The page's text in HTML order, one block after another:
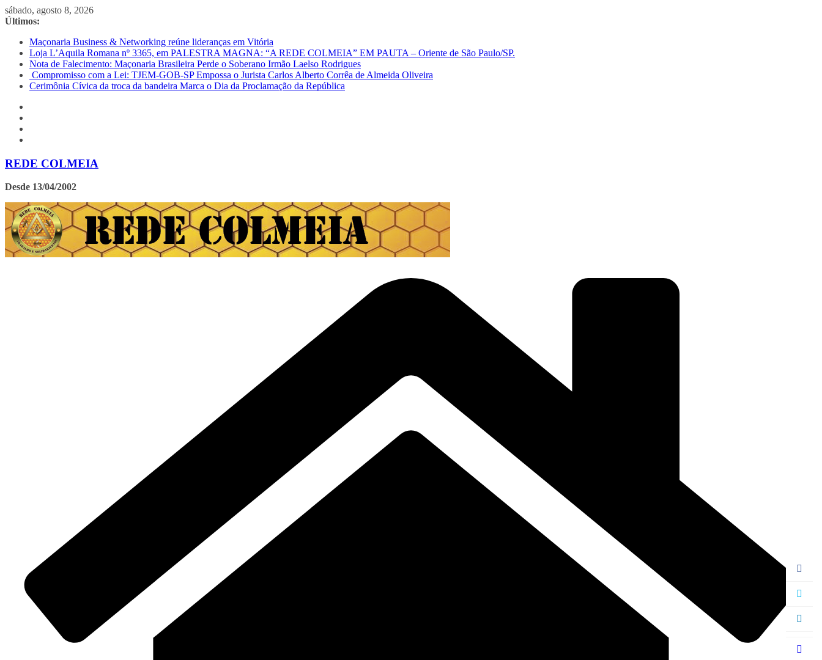
Pular
para
conteúdo
sábado, agosto 8, 2026
Últimos:
Maçonaria Business & Networking reúne lideranças em Vitória
Loja L’Aquila Romana nº 3365, em PALESTRA MAGNA: “A REDE COLMEIA” EM PAUTA – Oriente de São Paulo/SP.
Nota de Falecimento: Maçonaria Brasileira Perde o Soberano Irmão Laelso Rodrigues
Compromisso com a Lei: TJEM-GOB-SP Empossa o Jurista Carlos Alberto Corrêa de Almeida Oliveira
Cerimônia Cívica da troca da bandeira Marca o Dia da Proclamação da República
REDE COLMEIA
Desde 13/04/2002